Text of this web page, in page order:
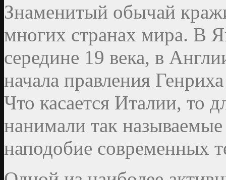
Знаменитый обычай
многих странах мира. В
середине 19 века, в
начала правления
Что касается Италии, то
нанимали так
наподобие современных